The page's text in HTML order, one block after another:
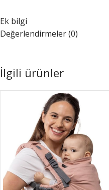
Ek bilgi
Değerlendirmeler (0)
İlgili ürünler